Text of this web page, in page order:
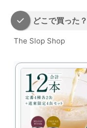
どこで買った？
The Slop Shop